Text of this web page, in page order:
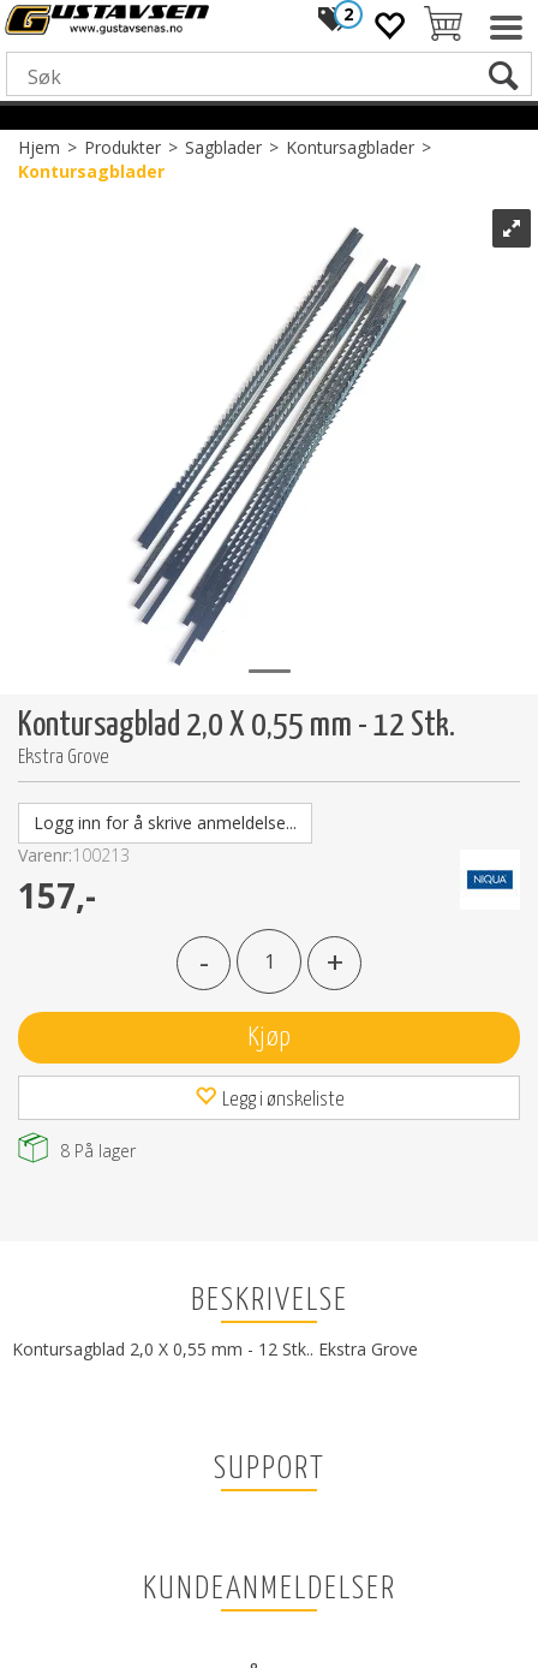
2
Hjem>Produkter>Sagblader>Kontursagblader>
Kontursagblader
Kontursagblad 2,0 X 0,55 mm - 12 Stk.
Ekstra Grove
Logg inn for å skrive anmeldelse...
Varenr:100213
157,-
- +
Kjøp
Legg i ønskeliste
8 På lager
BESKRIVELSE
Kontursagblad 2,0 X 0,55 mm - 12 Stk.. Ekstra Grove
SUPPORT
KUNDEANMELDELSER